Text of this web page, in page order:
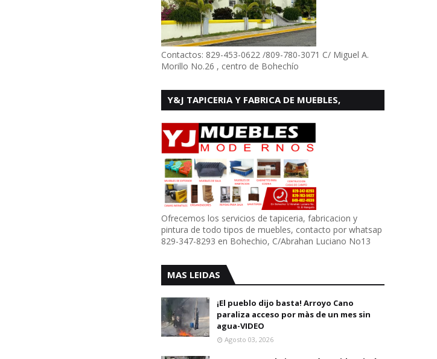
Contactos: 829-453-0622 /809-780-3071 C/ Miguel A.
Morillo No.26 , centro de Bohechío
Y&J TAPICERIA Y FABRICA DE MUEBLES,
Ofrecemos los servicios de tapiceria, fabricacion y
pintura de todo tipos de muebles, contacto por whatsap
829-347-8293 en Bohechio, C/Abrahan Luciano No13
MAS LEIDAS
¡El pueblo dijo basta! Arroyo Cano
paraliza acceso por màs de un mes sin
agua-VIDEO
Agosto 03, 2026